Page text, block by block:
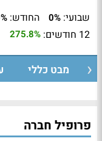
שבועי: 0% החודש:
12 חודשים: 275.8%
מבט כללי
פרופיל חברה